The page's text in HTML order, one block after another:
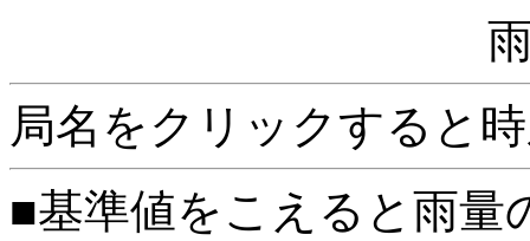
局名をクリックすると
■基準値をこえると雨量